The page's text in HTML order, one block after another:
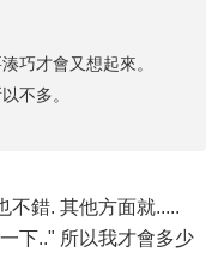
巧才會又想起來。
不多。
不錯. 其他方面就.....
下.." 所以我才會多少